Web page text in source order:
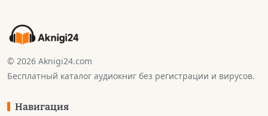
© 2026 Aknigi24.com
Бесплатный каталог аудиокниг без регистрации и вирусов.
Навигация